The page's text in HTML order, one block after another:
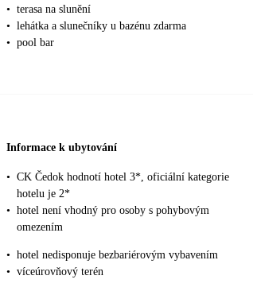
• terasa na slunění
• lehátka a slunečníky u bazénu zdarma
• pool bar
Informace k ubytování
• CK Čedok hodnotí hotel 3*, oficiální kategorie
hotelu je 2*
• hotel není vhodný pro osoby s pohybovým
omezením
• hotel nedisponuje bezbariérovým vybavením
• víceúrovňový terén